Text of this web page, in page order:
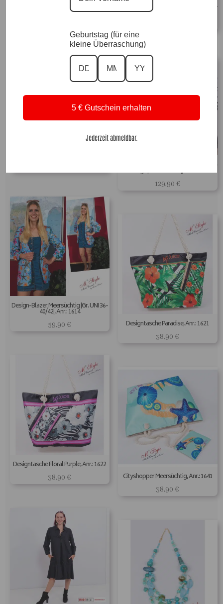
€ Designerkleid Summer Dream by Taffi –
Grün |Gr. UNI 40-50|, Anr.: 1604
Ausverkauft
Orange |Gr. UNI 40-50|, Anr.: 1606
129,90 €
Design-Blazer Meersüchtig |Gr. UNI 36-
40/42|, Anr.: 1614
59,90 € Designtasche Paradise, Anr.: 1621
38,90 €
Designtasche Floral Purple, Anr.: 1622
38,90 € Cityshopper Meersüchtig, Anr.: 1641
38,90 €
Geburtstag (für eine
kleine Überraschung)
5 € Gutschein erhalten
Jederzeit abmeldbar.